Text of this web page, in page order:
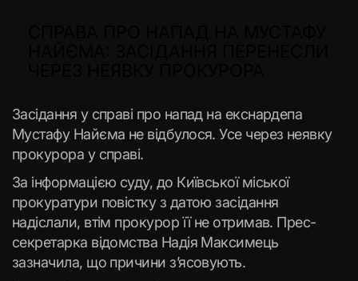
Засідання у справі про напад на екснардепа
Мустафу Найєма не відбулося. Усе через неявку
прокурора у справі.
За інформацією суду, до Київської міської
прокуратури повістку з датою засідання
надіслали, втім прокурор її не отримав. Прес-
секретарка відомства Надія Максимець
зазначила, що причини з’ясовують.